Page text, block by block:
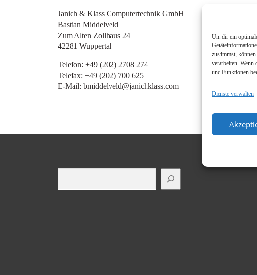
Um dir ein
zustimmst,
verarbeiten. Wenn
und Funktionen
Dienste verwalten
Janich & Klass Computertechnik GmbH
Bastian Middelveld
Zum Alten Zollhaus 24
42281 Wuppertal
Telefon: +49 (202) 2708 274
Telefax: +49 (202) 700 625
E-Mail: bmiddelveld@janichklass.com